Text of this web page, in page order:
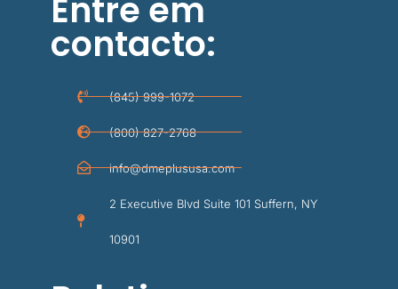
Entre em
contacto:
(845) 999-1072
(800) 827-2768
info@dmeplususa.com
2 Executive Blvd Suite 101 Suffern, NY
10901